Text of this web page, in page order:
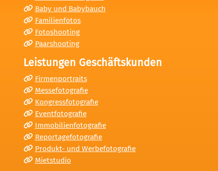
Baby und Babybauch
Familienfotos
Fotoshooting
Paarshooting
Leistungen Geschäftskunden
Firmenportraits
Messefotografie
Kongressfotografie
Eventfotografie
Immobilienfotografie
Reportagefotografie
Produkt- und Werbefotografie
Mietstudio